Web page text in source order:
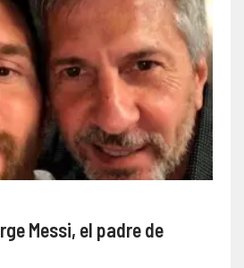
Messi, el padre de